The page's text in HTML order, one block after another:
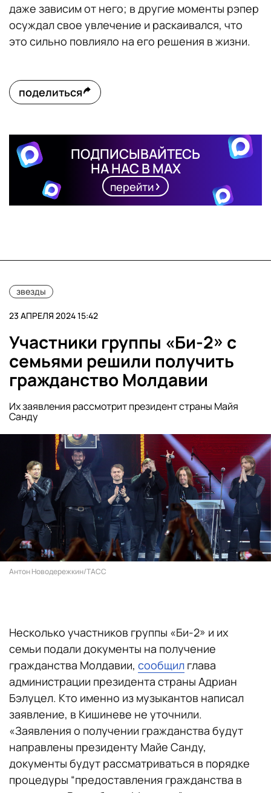
даже зависим от него; в другие моменты рэпер
осуждал свое увлечение и раскаивался, что
это сильно повлияло на его решения в жизни.
поделиться
ПОДПИСЫВАЙТЕСЬ
НА НАС В MAX
перейти
звезды
23 АПРЕЛЯ 2024 15:42
Участники группы «Би-2» с
семьями решили получить
гражданство Молдавии
Их заявления рассмотрит президент страны Майя
Санду
Антон Новодережкин/ТАСС
Несколько участников группы «Би-2» и их
семьи подали документы на получение
гражданства Молдавии, сообщил глава
администрации президента страны Адриан
Бэлуцел. Кто именно из музыкантов написал
заявление, в Кишиневе не уточнили.
«Заявления о получении гражданства будут
направлены президенту Майе Санду,
документы будут рассматриваться в порядке
процедуры “предоставления гражданства в